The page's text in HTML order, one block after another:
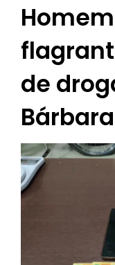
de